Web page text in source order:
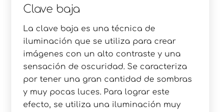
Clave baja
La clave baja es una técnica de
iluminación que se utiliza para crear
imágenes con un alto contraste y una
sensación de oscuridad. Se caracteriza
por tener una gran cantidad de sombras
y muy pocas luces. Para lograr este
efecto, se utiliza una iluminación muy